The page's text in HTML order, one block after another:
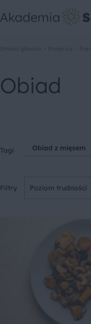
Obiad
Tagi Obiad z mięsem
Filtry Poziom trudności